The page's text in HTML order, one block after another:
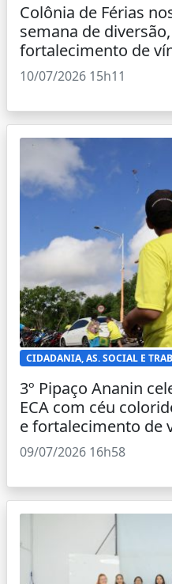
Colônia de Férias
semana de
fortalecimento de
10/07/2026 15h11
CIDADANIA, AS. SOCIAL E
3º Pipaço Ananin
ECA com céu
e fortalecimento de
09/07/2026 16h58